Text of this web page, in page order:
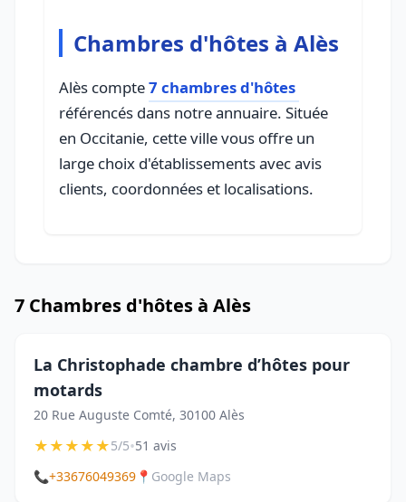
Chambres d'hôtes à Alès
Alès compte7 chambres d'hôtes
référencés dans notre annuaire. Située
en Occitanie, cette ville vous offre un
large choix d'établissements avec avis
clients, coordonnées et localisations.
7 Chambres d'hôtes à Alès
La Christophade chambre d’hôtes pour
motards
20 Rue Auguste Comté, 30100 Alès
★★★★★5/5•51 avis
📞+33676049369 📍 Google Maps